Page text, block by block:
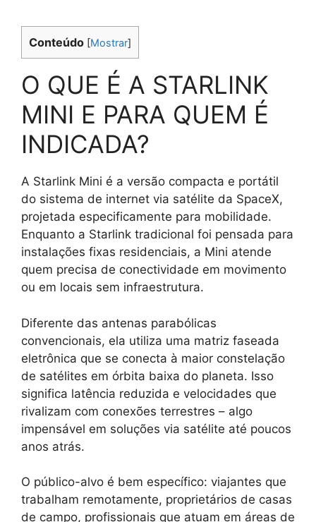
Conteúdo [Mostrar]
O QUE É A STARLINK
MINI E PARA QUEM É
INDICADA?
A Starlink Mini é a versão compacta e portátil
do sistema de internet via satélite da SpaceX,
projetada especificamente para mobilidade.
Enquanto a Starlink tradicional foi pensada para
instalações fixas residenciais, a Mini atende
quem precisa de conectividade em movimento
ou em locais sem infraestrutura.
Diferente das antenas parabólicas
convencionais, ela utiliza uma matriz faseada
eletrônica que se conecta à maior constelação
de satélites em órbita baixa do planeta. Isso
significa latência reduzida e velocidades que
rivalizam com conexões terrestres – algo
impensável em soluções via satélite até poucos
anos atrás.
O público-alvo é bem específico: viajantes que
trabalham remotamente, proprietários de casas
de campo, profissionais que atuam em áreas de